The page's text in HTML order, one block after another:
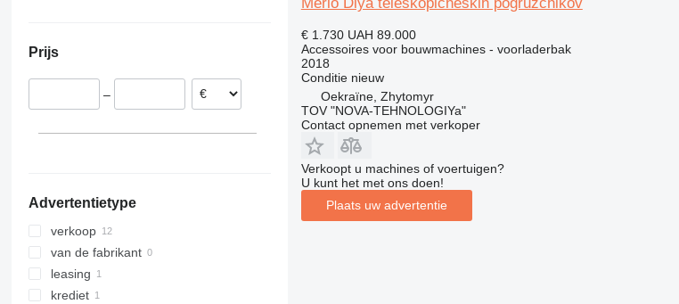
320
326
329
330
336
340
Prijs
–
Advertentietype
verkoop
van de fabrikant
leasing
krediet
€ 1.730 UAH 89.000
Accessoires voor bouwmachines - voorladerbak
2018
Conditienieuw
Oekraïne, Zhytomyr
TOV "NOVA-TEHNOLOGIYa"
Contact opnemen met verkoper
Verkoopt u machines of voertuigen?
U kunt het met ons doen!
Plaats uw advertentie